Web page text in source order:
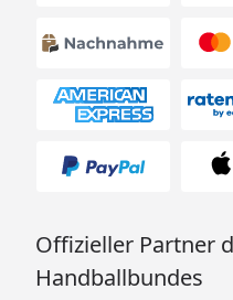
Offizieller Partner
Handballbundes